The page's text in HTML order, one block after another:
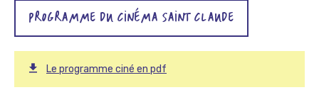
PROGRAMME DU CINÉMA SAINT CLAUDE
Le programme ciné en pdf